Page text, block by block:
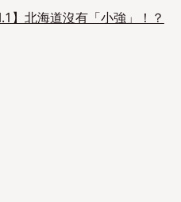
】北海道沒有「小強」！？